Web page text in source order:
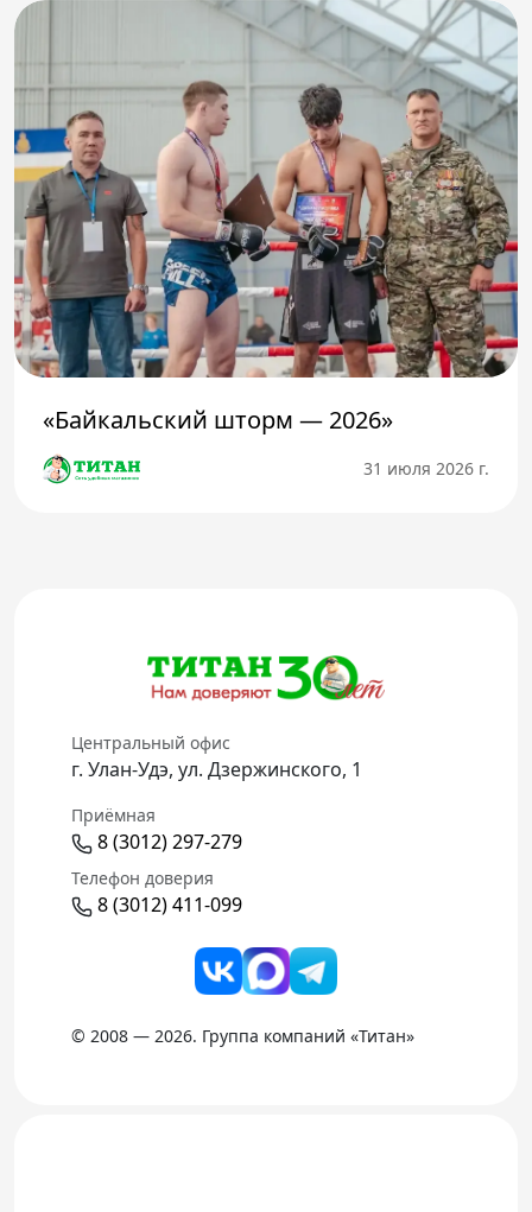
«Байкальский шторм — 2026»
31 июля 2026 г.
Центральный офис
г. Улан-Удэ, ул. Дзержинского, 1
Приёмная
8 (3012) 297-279
Телефон доверия
8 (3012) 411-099
© 2008 — 2026. Группа компаний «Титан»